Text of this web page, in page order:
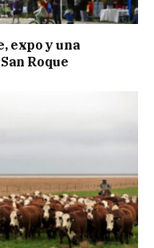
expo y una
Roque